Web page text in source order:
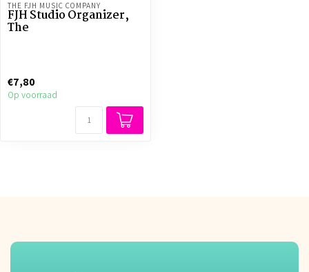
THE FJH MUSIC COMPANY
FJH Studio Organizer,
The
€7,80
Op voorraad